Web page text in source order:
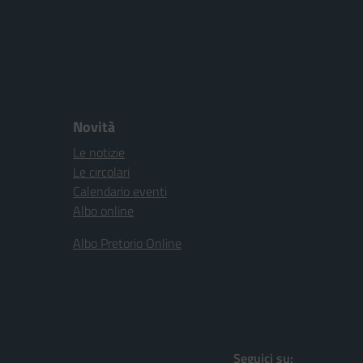
Novità
Le notizie
Le circolari
Calendario eventi
Albo online
Albo Pretorio Online
Seguici su: